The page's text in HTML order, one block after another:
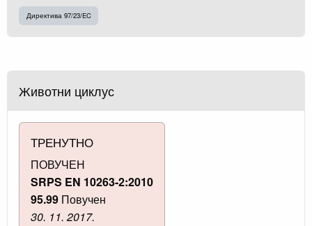
Директива 97/23/EC
Животни циклус
ТРЕНУТНО
ПОВУЧЕН
SRPS EN 10263-2:2010
95.99 Повучен
30. 11. 2017.